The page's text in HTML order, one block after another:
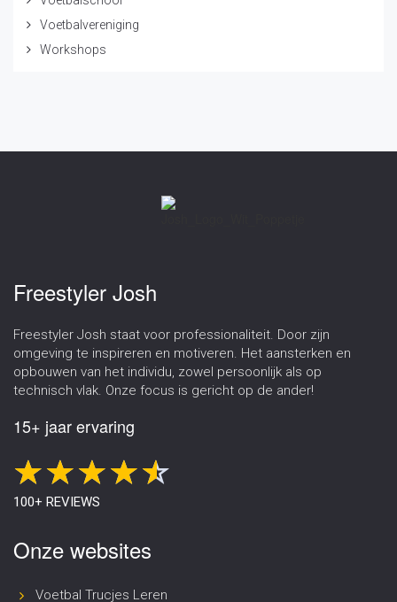
Voetbalvereniging
Workshops
Freestyler Josh
Freestyler Josh staat voor professionaliteit. Door zijn
omgeving te inspireren en motiveren. Het aansterken en
opbouwen van het individu, zowel persoonlijk als op
technisch vlak. Onze focus is gericht op de ander!
15+ jaar ervaring
100+ REVIEWS
Onze websites
Voetbal Trucjes Leren